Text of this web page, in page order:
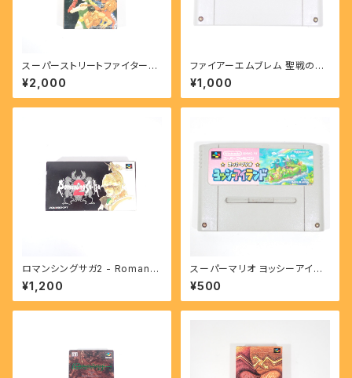
スーパーストリートファイターⅡ
- SUPER STREET FIGHTER
II 【SFC】
¥2,000
ファイアーエムブレム 聖戦の系
譜 - FIRE EMBLEM Seisen
No Keihu 【SFC】
¥1,000
ロマンシングサガ2 - Romanci
ng Sa・Ga 2 【SFC】
¥1,200
スーパーマリオ ヨッシーアイラ
ンド - SUPER MARIO YOSS
Y ISLAND 【SFC】
¥500